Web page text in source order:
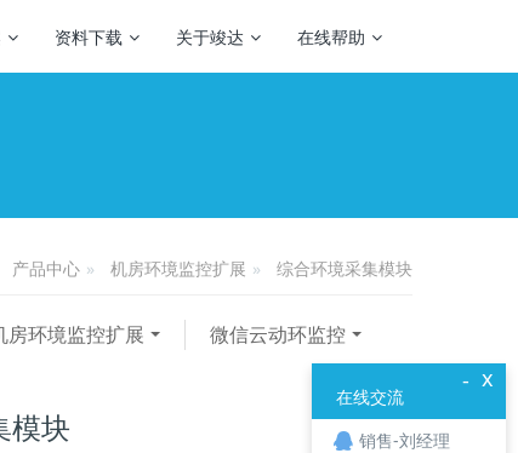
资料下载 关于竣达 在线帮助
产品中心 机房环境监控扩展 综合环境采集模块
房环境监控扩展 微信云动环监控
模块
x
-
在线交流
销售-刘经理